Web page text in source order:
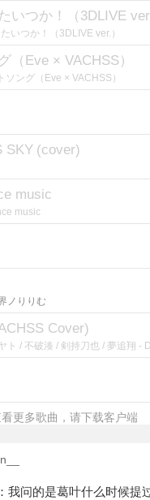
いつか！（3DLIVE ver.
いつか！（3DLIVE ver.）
（Eve × VACHSS）
ソング（Eve × VACHSS）
SKY (cover)
music
music
ノりりむ
Cover)
ト / 不破湊 / 剣持刀也 / 夢追翔 -
更多歌曲，请下载客户端
： 我问的是葛叶什么时候提